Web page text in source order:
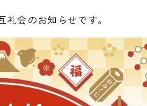
礼会のお知らせです。